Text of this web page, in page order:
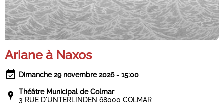
Ariane à Naxos
Dimanche 29 novembre 2026 - 15:00
Théâtre Municipal de Colmar
3 RUE D'UNTERLINDEN 68000 COLMAR